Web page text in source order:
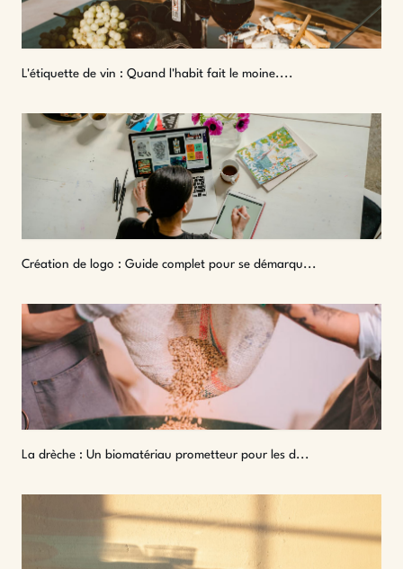
L'étiquette de vin : Quand l'habit fait le moine....
Création de logo : Guide complet pour se démarqu...
La drèche : Un biomatériau prometteur pour les d...